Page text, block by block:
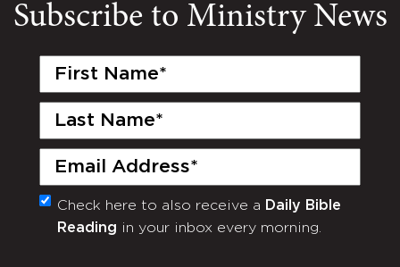
Subscribe to Ministry News
First
Last
Email
(Required)
Monthly
Newsletter
Check here to also receive a Daily Bible
Reading in your inbox every morning.